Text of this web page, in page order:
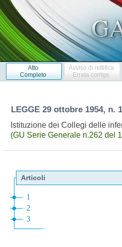
Atto
Completo
Avviso di rettifica
Errata corrige
LEGGE 29 ottobre 1954, n.
Istituzione dei Collegi delle
(GU Serie Generale n.262 del